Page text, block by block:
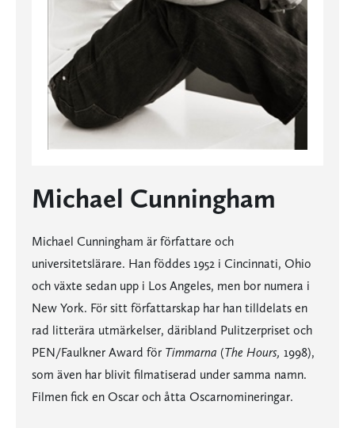
Michael Cunningham
Michael Cunningham är författare och
universitetslärare. Han föddes 1952 i Cincinnati, Ohio
och växte sedan upp i Los Angeles, men bor numera i
New York. För sitt författarskap har han tilldelats en
rad litterära utmärkelser, däribland Pulitzerpriset och
PEN/Faulkner Award för Timmarna (The Hours, 1998),
som även har blivit filmatiserad under samma namn.
Filmen fick en Oscar och åtta Oscarnomineringar.